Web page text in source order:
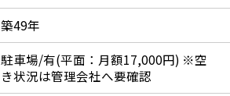
築49年
駐車場/有(平面：月額17,000円) ※空
き状況は管理会社へ要確認